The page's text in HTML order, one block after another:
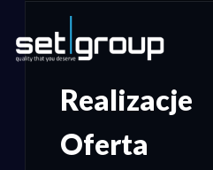
Realizacje
Oferta